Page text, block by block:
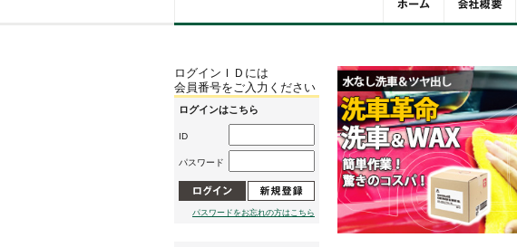
ログインＩＤには
会員番号をご入力ください
ログインはこちら
ID
パスワード
パスワードをお忘れの方はこちら